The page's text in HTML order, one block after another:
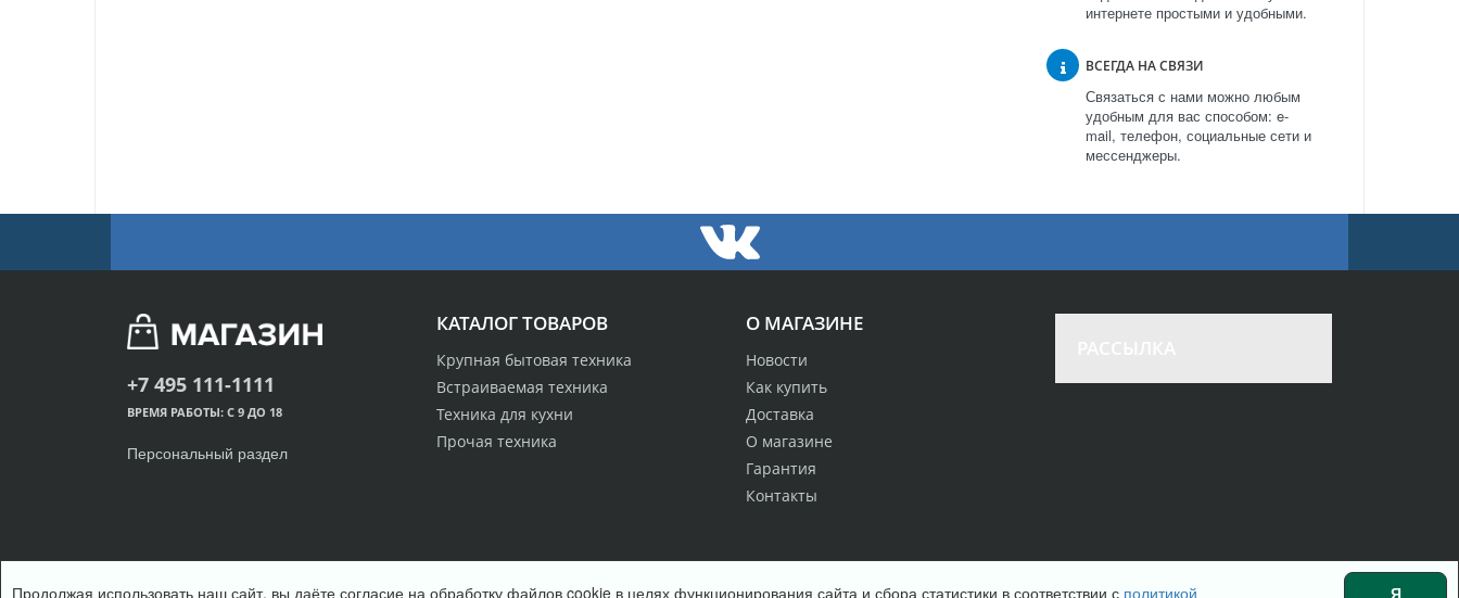
интернете простыми и удобными.
ВСЕГДА НА СВЯЗИ
Связаться с нами можно любым
удобным для вас способом: e-
mail, телефон, социальные сети и
мессенджеры.
О МАГАЗИНЕ
Новости
Как купить
Доставка
О магазине
Гарантия
Контакты
КАТАЛОГ ТОВАРОВ
Крупная бытовая техника
Встраиваемая техника
Техника для кухни
Прочая техника
+7 495 111-1111
ВРЕМЯ РАБОТЫ: С 9 ДО 18
Персональный раздел
Продолжая использовать наш сайт, вы даёте согласие на обработку файлов cookie в целях функционирования сайта и сбора статистики в соответствии с политикой Я